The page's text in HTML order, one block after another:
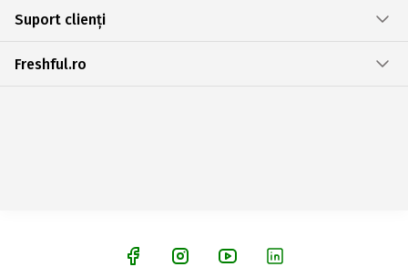
Suport clienți
Freshful.ro